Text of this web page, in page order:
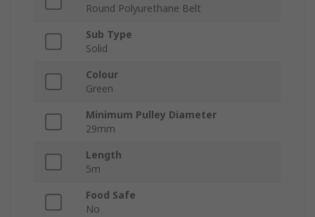
Round Polyurethane Belt
Sub Type
Solid
Colour
Green
Minimum Pulley Diameter
29mm
Length
5m
Food Safe
No